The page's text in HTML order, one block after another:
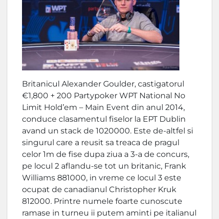
Britanicul Alexander Goulder, castigatorul
€1,800 + 200 Partypoker WPT National No
Limit Hold’em – Main Event din anul 2014,
conduce clasamentul fiselor la EPT Dublin
avand un stack de 1020000. Este de-altfel si
singurul care a reusit sa treaca de pragul
celor 1m de fise dupa ziua a 3-a de concurs,
pe locul 2 aflandu-se tot un britanic, Frank
Williams 881000, in vreme ce locul 3 este
ocupat de canadianul Christopher Kruk
812000. Printre numele foarte cunoscute
ramase in turneu ii putem aminti pe italianul